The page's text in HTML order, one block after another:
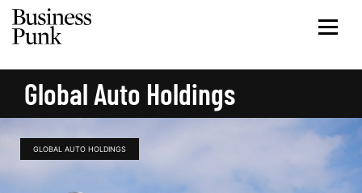
Global Auto Holdings
GLOBAL AUTO HOLDINGS